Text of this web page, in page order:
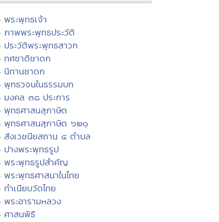
พระพุทธเจ้า
ภาพพระพุทธประวัติ
ประวัติพระพุทธสาวก
ทศชาติชาดก
นิทานชาดก
พุทธวจนในธรรมบท
มงคล ๓๘ ประการ
พุทธศาสนสุภาษิต
พุทธศาสนสุภาษิต ๖๒๑
สังเวชนียสถาน ๔ ตำบล
ปางพระพุทธรูป
พระพุทธรูปสำคัญ
พระพุทธศาสนาในไทย
ทำเนียบวัดไทย
พระอารามหลวง
ศาสนพิธี